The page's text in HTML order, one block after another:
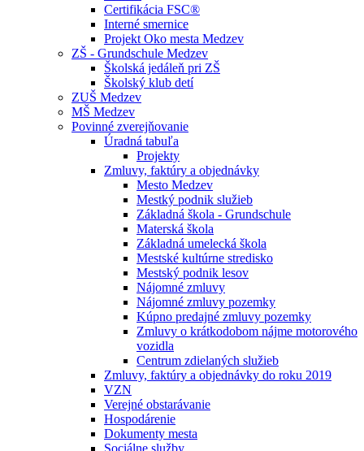
Certifikácia FSC®
Interné smernice
Projekt Oko mesta Medzev
ZŠ - Grundschule Medzev
Školská jedáleň pri ZŠ
Školský klub detí
ZUŠ Medzev
MŠ Medzev
Povinné zverejňovanie
Úradná tabuľa
Projekty
Zmluvy, faktúry a objednávky
Mesto Medzev
Mestký podnik služieb
Základná škola - Grundschule
Materská škola
Základná umelecká škola
Mestské kultúrne stredisko
Mestský podnik lesov
Nájomné zmluvy
Nájomné zmluvy pozemky
Kúpno predajné zmluvy pozemky
Zmluvy o krátkodobom nájme motorového
vozidla
Centrum zdielaných služieb
Zmluvy, faktúry a objednávky do roku 2019
VZN
Verejné obstarávanie
Hospodárenie
Dokumenty mesta
Sociálne služby